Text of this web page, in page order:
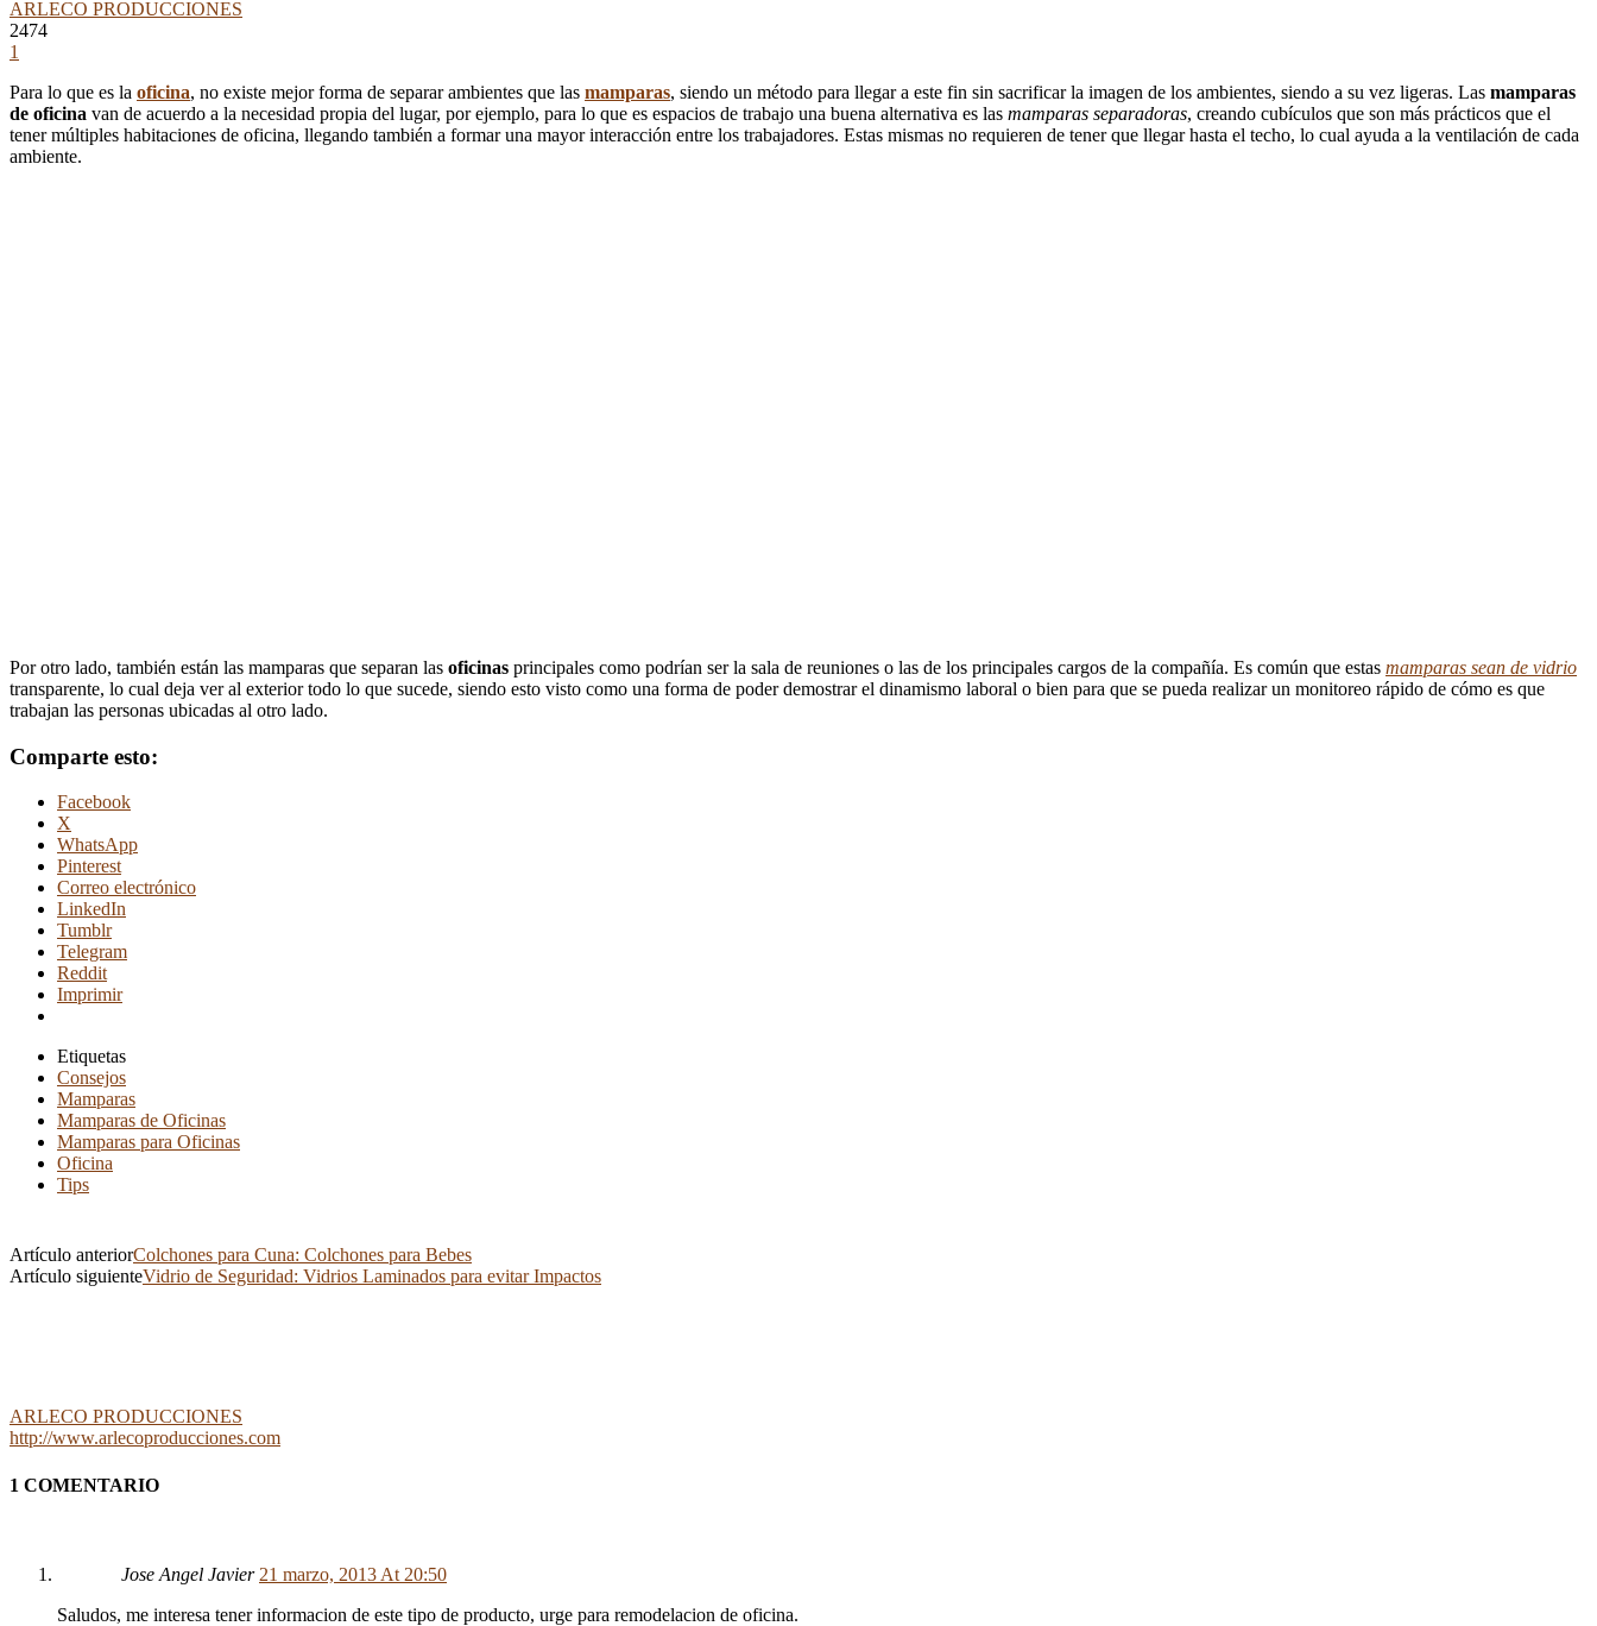
ARLECO PRODUCCIONES
2474
1
Para lo que es la oficina, no existe mejor forma de separar ambientes que las mamparas, siendo un método para llegar a este fin sin sacrificar la imagen de los ambientes, siendo a su vez ligeras. Las mamparas
de oficina van de acuerdo a la necesidad propia del lugar, por ejemplo, para lo que es espacios de trabajo una buena alternativa es las mamparas separadoras, creando cubículos que son más prácticos que el
tener múltiples habitaciones de oficina, llegando también a formar una mayor interacción entre los trabajadores. Estas mismas no requieren de tener que llegar hasta el techo, lo cual ayuda a la ventilación de cada
ambiente.
Por otro lado, también están las mamparas que separan las oficinas principales como podrían ser la sala de reuniones o las de los principales cargos de la compañía. Es común que estas mamparas sean de vidrio
transparente, lo cual deja ver al exterior todo lo que sucede, siendo esto visto como una forma de poder demostrar el dinamismo laboral o bien para que se pueda realizar un monitoreo rápido de cómo es que
trabajan las personas ubicadas al otro lado.
Comparte esto:
Facebook
X
WhatsApp
Pinterest
Correo electrónico
LinkedIn
Tumblr
Telegram
Reddit
Imprimir
Etiquetas
Consejos
Mamparas
Mamparas de Oficinas
Mamparas para Oficinas
Oficina
Tips
Artículo anteriorColchones para Cuna: Colchones para Bebes
Artículo siguienteVidrio de Seguridad: Vidrios Laminados para evitar Impactos
ARLECO PRODUCCIONES
http://www.arlecoproducciones.com
1 COMENTARIO
Jose Angel Javier 21 marzo, 2013 At 20:50
Saludos, me interesa tener informacion de este tipo de producto, urge para remodelacion de oficina.